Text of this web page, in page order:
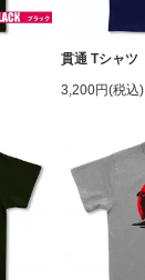
貫通 Tシャツ
3,200円(税込)